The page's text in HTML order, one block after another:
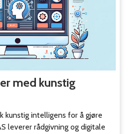
med kunstig
kunstig intelligens for å gjøre
leverer rådgivning og digitale